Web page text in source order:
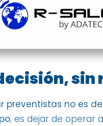
sin
preventistas no es
; es dejar de operar